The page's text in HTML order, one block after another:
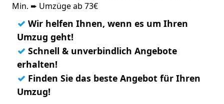
Min. ➨ Umzüge ab 73€
✓ Wir helfen Ihnen, wenn es um Ihren
Umzug geht!
✓ Schnell & unverbindlich Angebote
erhalten!
✓ Finden Sie das beste Angebot für Ihren
Umzug!